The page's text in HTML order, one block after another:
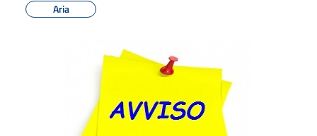
Aria